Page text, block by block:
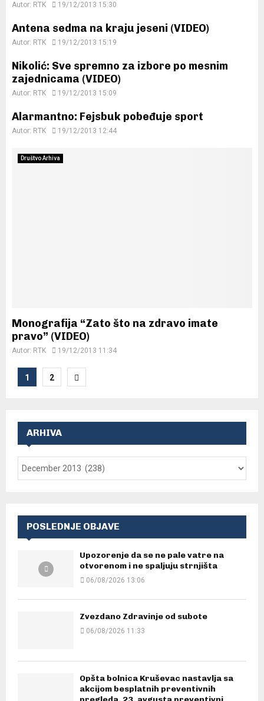
Autor: RTK 19/12/2013 15:30
Antena sedma na kraju jeseni (VIDEO)
Autor: RTK 19/12/2013 15:19
Nikolić: Sve spremno za izbore po mesnim
zajednicama (VIDEO)
Autor: RTK 19/12/2013 15:09
Alarmantno: Fejsbuk pobeđuje sport
Autor: RTK 19/12/2013 12:44
Društvo Arhiva
Monografija “Zato što na zdravo imate
pravo” (VIDEO)
Autor: RTK 19/12/2013 11:34
Posts
1 2
ARHIVA
POSLEDNJE OBJAVE
Upozorenje da se ne pale vatre na
otvorenom i ne spaljuju strnjišta
06/08/2026 13:06
Zvezdano Zdravinje od subote
06/08/2026 11:33
Opšta bolnica Kruševac nastavlja sa
akcijom besplatnih preventivnih